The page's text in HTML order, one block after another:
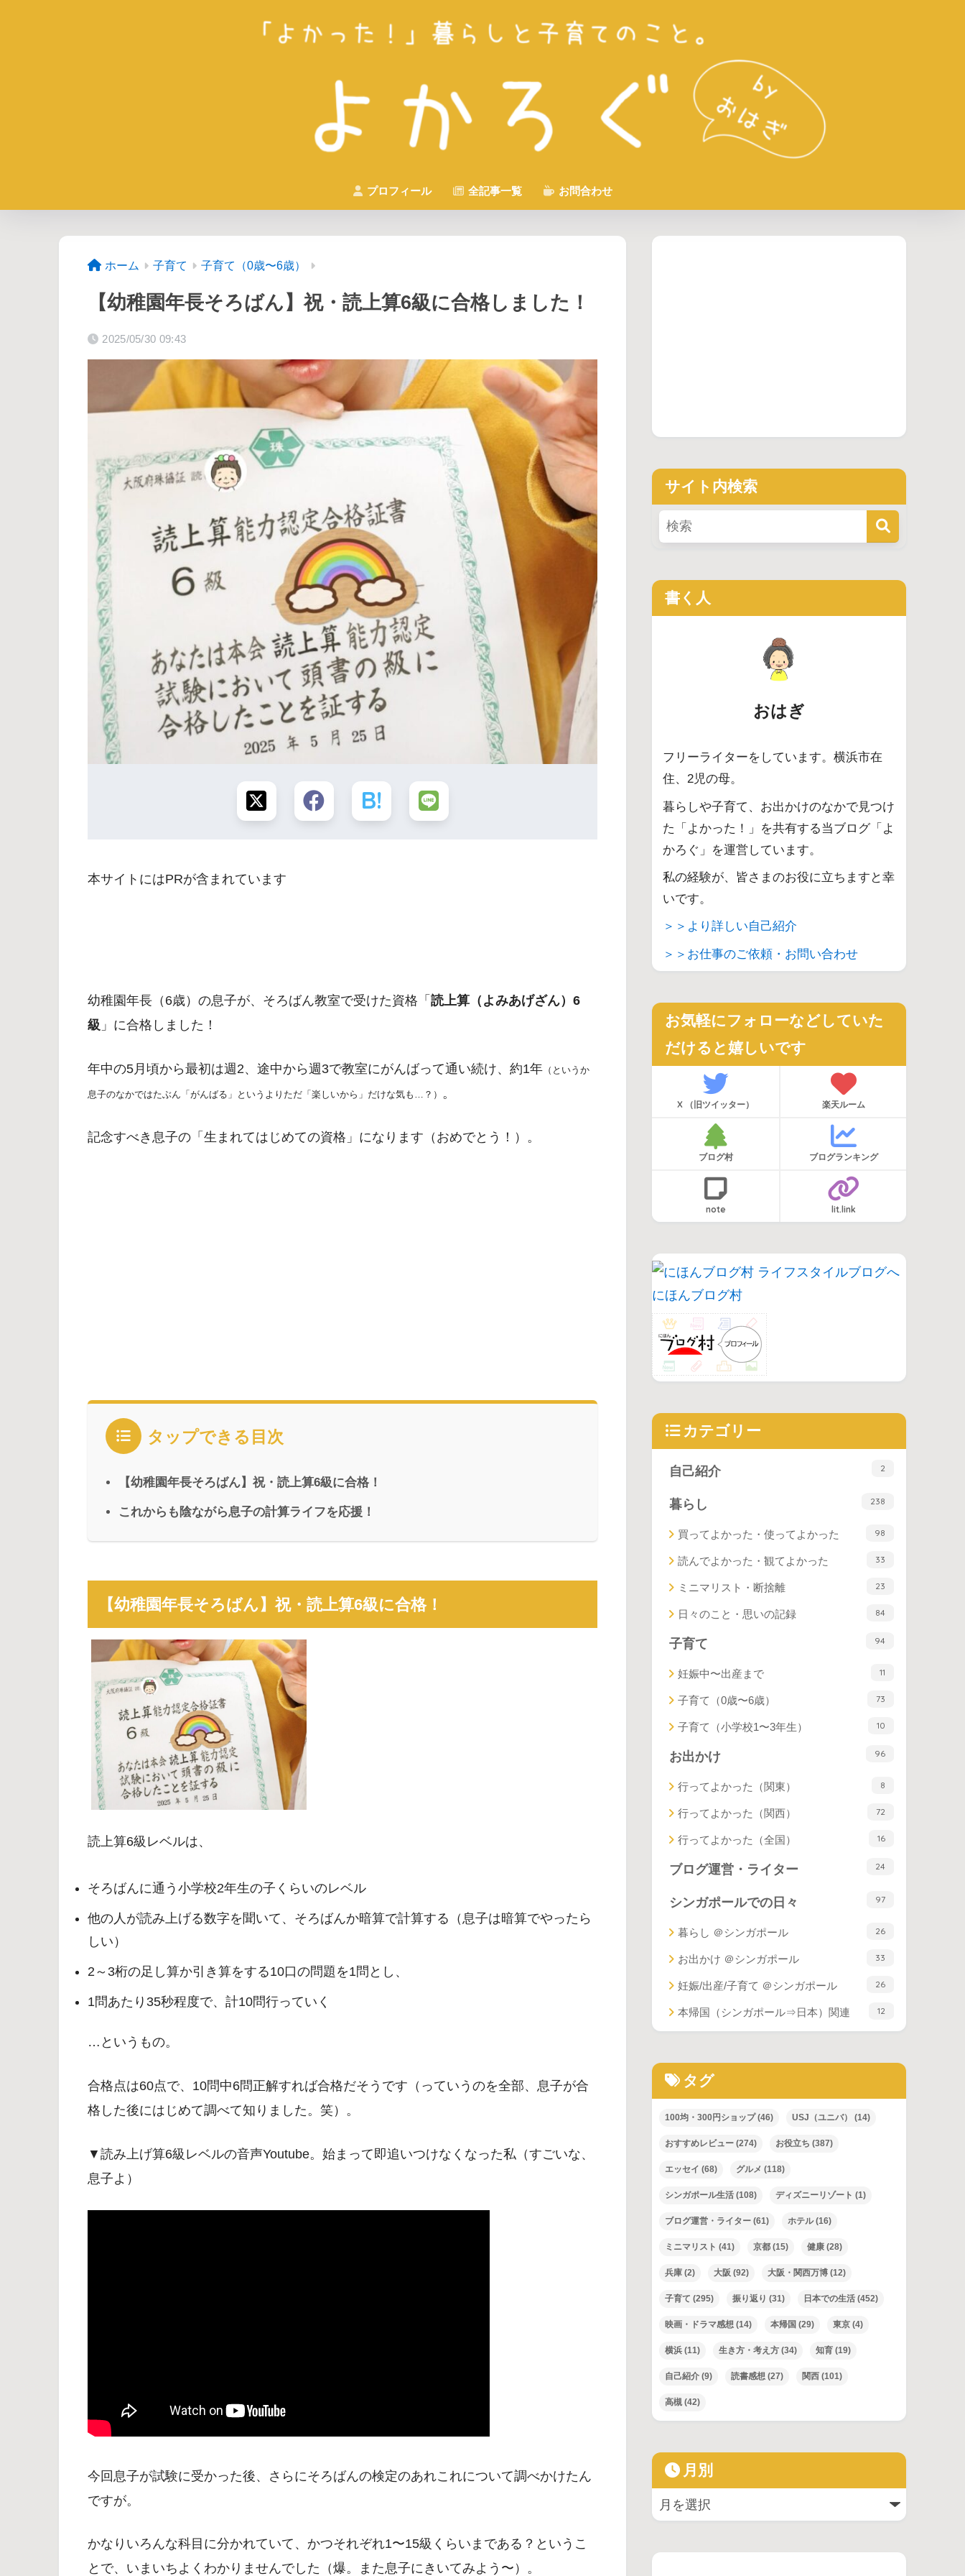
プロフィール 全記事一覧 お問合わせ
ホーム 子育て 子育て（0歳〜6歳）
【幼稚園年長そろばん】祝・読上算6級に合格しました！
2025/05/30 09:43
本サイトにはPRが含まれています
幼稚園年長（6歳）の息子が、そろばん教室で受けた資格「 読上算（よみあげざん）6
級 」に合格しました！
年中の5月頃から最初は週2、途中から週3で教室にがんばって通い続け、約1年 （というか
息子のなかではたぶん「がんばる」というよりただ「楽しいから」だけな気も…？） 。
記念すべき息子の「生まれてはじめての資格」になります（おめでとう！）。
タップできる目次
【幼稚園年長そろばん】祝・読上算6級に合格！
これからも陰ながら息子の計算ライフを応援！
【幼稚園年長そろばん】祝・読上算6級に合格！
読上算6級レベルは、
そろばんに通う小学校2年生の子くらいのレベル
他の人が読み上げる数字を聞いて、そろばんか暗算で計算する（息子は暗算でやったら
しい）
2～3桁の足し算か引き算をする10口の問題を1問とし、
1問あたり35秒程度で、計10問行っていく
…というもの。
合格点は60点で、10問中6問正解すれば合格だそうです（っていうのを全部、息子が合
格した後にはじめて調べて知りました。笑）。
▼読み上げ算6級レベルの音声Youtube。始まって即追いつけなくなった私（すごいな、
息子よ）
今回息子が試験に受かった後、さらにそろばんの検定のあれこれについて調べかけたん
ですが。
かなりいろんな科目に分かれていて、かつそれぞれ1〜15級くらいまである？というこ
とで、いまいちよくわかりませんでした（爆。また息子にきいてみよう〜）。
サイト内検索
書く人
おはぎ
フリーライターをしています。横浜市在
住、2児の母。
暮らしや子育て、お出かけのなかで見つけ
た「よかった！」を共有する当ブログ「よ
かろぐ」を運営しています。
私の経験が、皆さまのお役に立ちますと幸
いです。
＞＞より詳しい自己紹介
＞＞お仕事のご依頼・お問い合わせ
お気軽にフォローなどしていた
だけると嬉しいです
X （旧ツイッター） 楽天ルーム
ブログ村 ブログランキング
note lit.link
にほんブログ村
カテゴリー
自己紹介 2
暮らし 238
買ってよかった・使ってよかった 98
読んでよかった・観てよかった 33
ミニマリスト・断捨離 23
日々のこと・思いの記録 84
子育て 94
妊娠中〜出産まで 11
子育て（0歳〜6歳） 73
子育て（小学校1〜3年生） 10
お出かけ 96
行ってよかった（関東） 8
行ってよかった（関西） 72
行ってよかった（全国） 16
ブログ運営・ライター 24
シンガポールでの日々 97
暮らし ＠シンガポール 26
お出かけ ＠シンガポール 33
妊娠/出産/子育て ＠シンガポール 26
本帰国（シンガポール⇒日本）関連 12
タグ
100均・300円ショップ(46) USJ（ユニバ） (14)
おすすめレビュー (274) お役立ち (387)
エッセイ (68) グルメ (118)
シンガポール生活 (108) ディズニーリゾート (1)
ブログ運営・ライター (61) ホテル(16)
ミニマリスト (41) 京都 (15) 健康 (28)
兵庫 (2) 大阪 (92) 大阪・関西万博 (12)
子育て (295) 振り返り (31) 日本での生活 (452)
映画・ドラマ感想 (14) 本帰国 (29) 東京 (4)
横浜 (11) 生き方・考え方 (34) 知育 (19)
自己紹介 (9) 読書感想 (27) 関西 (101)
高槻 (42)
月別